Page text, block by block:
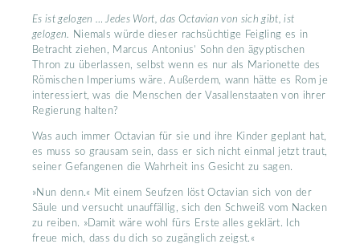
Es ist gelogen … Jedes Wort, das Octavian von sich gibt, ist
gelogen.
Niemals würde dieser rachsüchtige Feigling es in
Betracht ziehen, Marcus Antonius’ Sohn den ägyptischen
Thron zu überlassen, selbst wenn es nur als Marionette des
Römischen Imperiums wäre. Außerdem, wann hätte es Rom je
interessiert, was die Menschen der Vasallenstaaten von ihrer
Regierung halten?
Was auch immer Octavian für sie und ihre Kinder geplant hat,
es muss so grausam sein, dass er sich nicht einmal jetzt traut,
seiner Gefangenen die Wahrheit ins Gesicht zu sagen.
»Nun denn.« Mit einem Seufzen löst Octavian sich von der
Säule und versucht unauffällig, sich den Schweiß vom Nacken
zu reiben. »Damit wäre wohl fürs Erste alles geklärt. Ich
freue mich, dass du dich so zugänglich zeigst.«